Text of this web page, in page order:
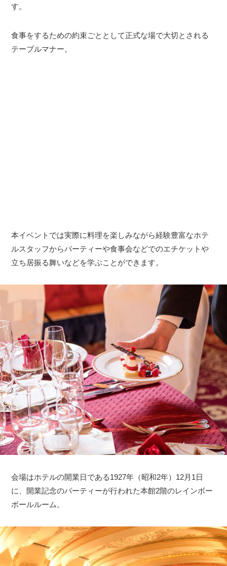
す。
食事をするための約束ごととして正式な場で大切とされる
テーブルマナー。
本イベントでは実際に料理を楽しみながら経験豊富なホテ
ルスタッフからパーティーや食事会などでのエチケットや
立ち居振る舞いなどを学ぶことができます。
会場はホテルの開業日である1927年（昭和2年）12月1日
に、開業記念のパーティーが行われた本館2階のレインボー
ボールルーム。